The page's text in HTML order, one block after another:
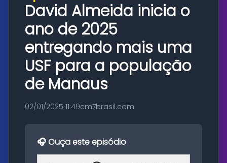
David Almeida inicia o
ano de 2025
entregando mais uma
USF para a população
de Manaus
02/01/2025 11:49cm7brasil.com
🎧 Ouça este episódio